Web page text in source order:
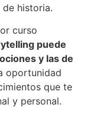
historia.
curso
puede
y las de
oportunidad
que te
y personal.